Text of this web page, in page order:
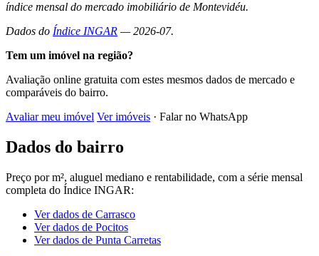
índice mensal do mercado imobiliário de Montevidéu.
Dados do Índice INGAR — 2026-07.
Tem um imóvel na região?
Avaliação online gratuita com estes mesmos dados de mercado e
comparáveis do bairro.
Avaliar meu imóvel Ver imóveis · Falar no WhatsApp
Dados do bairro
Preço por m², aluguel mediano e rentabilidade, com a série mensal
completa do Índice INGAR:
Ver dados de Carrasco
Ver dados de Pocitos
Ver dados de Punta Carretas